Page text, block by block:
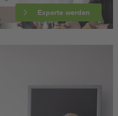
Experte werden